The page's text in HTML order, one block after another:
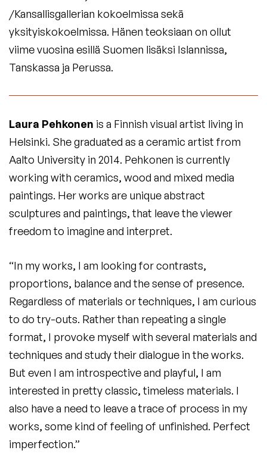
/Kansallisgallerian kokoelmissa sekä
yksityiskokoelmissa. Hänen teoksiaan on ollut
viime vuosina esillä Suomen lisäksi Islannissa,
Tanskassa ja Perussa.
Laura Pehkonen is a Finnish visual artist living in
Helsinki. She graduated as a ceramic artist from
Aalto University in 2014. Pehkonen is currently
working with ceramics, wood and mixed media
paintings. Her works are unique abstract
sculptures and paintings, that leave the viewer
freedom to imagine and interpret.
“In my works, I am looking for contrasts,
proportions, balance and the sense of presence.
Regardless of materials or techniques, I am curious
to do try-outs. Rather than repeating a single
format, I provoke myself with several materials and
techniques and study their dialogue in the works.
But even I am introspective and playful, I am
interested in pretty classic, timeless materials. I
also have a need to leave a trace of process in my
works, some kind of feeling of unfinished. Perfect
imperfection.”